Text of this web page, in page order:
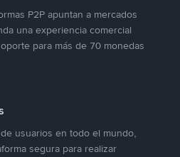
P2P apuntan a mercados
una experiencia comercial
para más de 70 monedas
usuarios en todo el mundo,
segura para realizar